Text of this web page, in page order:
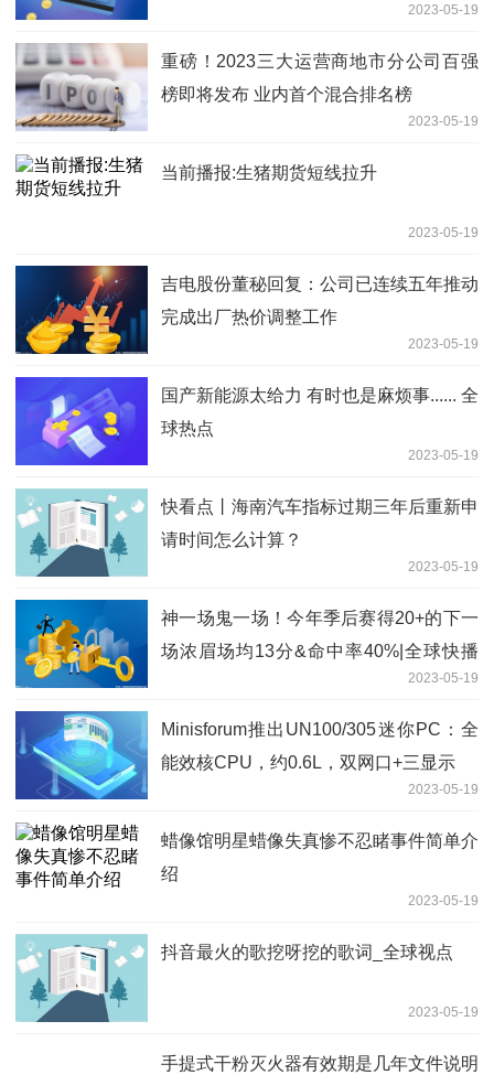
2023-05-19
重磅！2023三大运营商地市分公司百强
榜即将发布 业内首个混合排名榜
2023-05-19
当前播报:生猪期货短线拉升
2023-05-19
吉电股份董秘回复：公司已连续五年推动
完成出厂热价调整工作
2023-05-19
国产新能源太给力 有时也是麻烦事...... 全
球热点
2023-05-19
快看点丨海南汽车指标过期三年后重新申
请时间怎么计算？
2023-05-19
神一场鬼一场！今年季后赛得20+的下一
场浓眉场均13分&命中率40%|全球快播
2023-05-19
Minisforum推出UN100/305迷你PC：全
能效核CPU，约0.6L，双网口+三显示
2023-05-19
蜡像馆明星蜡像失真惨不忍睹事件简单介
绍
2023-05-19
抖音最火的歌挖呀挖的歌词_全球视点
2023-05-19
手提式干粉灭火器有效期是几年文件说明